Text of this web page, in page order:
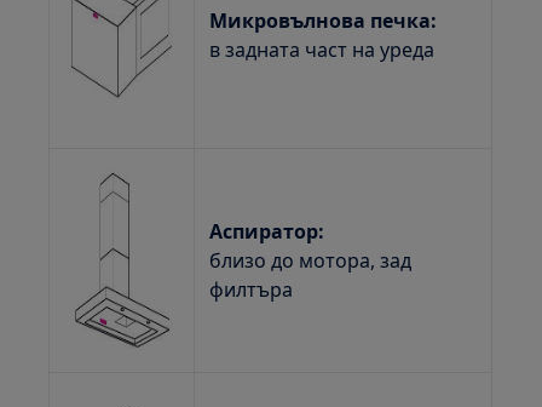
Микровълнова печка:
в задната част на уреда
Аспиратор:
близо до мотора, зад
филтъра